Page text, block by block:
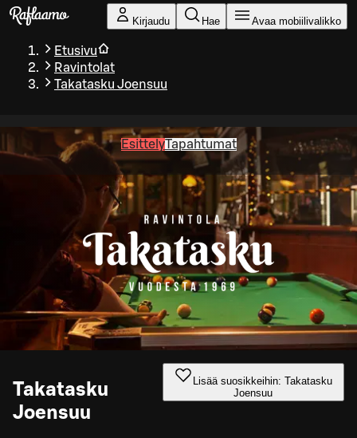
Siirry pääsisältöön
Kirjaudu Hae Avaa mobiilivalikko
Etusivu
Ravintolat
Takatasku Joensuu
EsittelyTapahtumat
Takatasku
Joensuu
Lisää suosikkeihin: Takatasku
Joensuu